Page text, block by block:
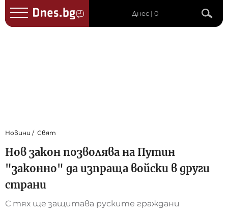
Днес | 0
Новини Свят
Нов закон позволява на Путин
"законно" да изпраща войски в други
страни
С тях ще защитава руските граждани